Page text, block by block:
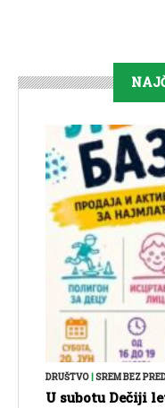
DRUŠTVO SREM BEZ
U subotu Dečiji